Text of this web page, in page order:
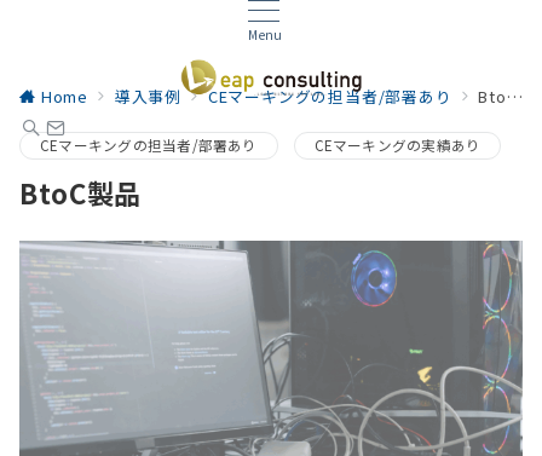
Menu
Home 導入事例 CEマーキングの担当者/部署あり BtoC製品
CEマーキングの担当者/部署あり CEマーキングの実績あり
BtoC製品